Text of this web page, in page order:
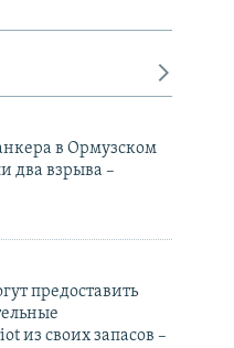
в Ормузском
два взрыва –
предоставить
из своих запасов –